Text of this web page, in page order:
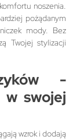
noszenia.
pożądanym
mody. Bez
Twojej stylizacji
-
swojej
wzrok i dodają